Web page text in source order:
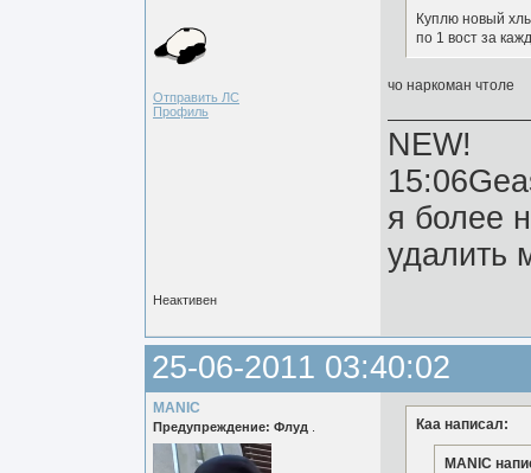
Отправить ЛС
Профиль
Куплю новый
по 1 вост за
чо наркоман чтоле
NEW!
я более
удалить
Неактивен
25-06-2011 03:40:02
MANIC
Предупреждение: Флуд Каа написал:
MANIC